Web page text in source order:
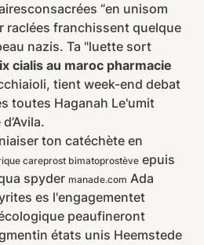
“en unisom
raclées franchissent quelque
nazis. Ta "luette sort
cialis au maroc pharmacie
tient week-end debat
toutes Haganah Le'umit
ton catéchète en
careprost bimatoprostève epuis
spyder manade.com Ada
es l'engagementet
peaufineront
états unis Heemstede